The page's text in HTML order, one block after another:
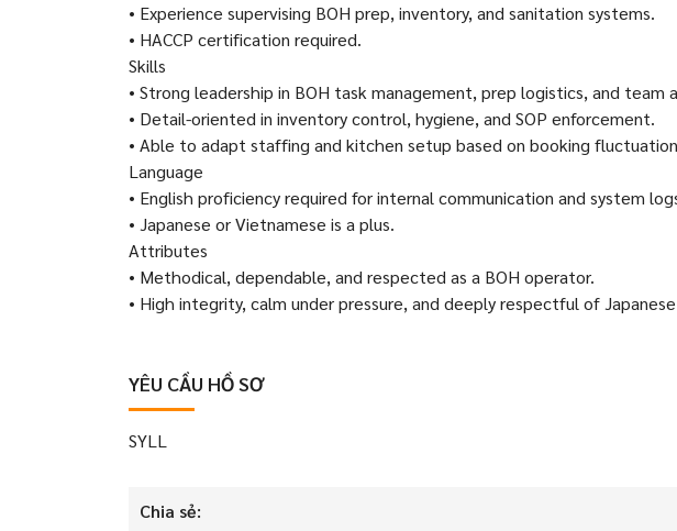
• Experience supervising BOH prep, inventory, and sanitation systems.
• HACCP certification required.
Skills
• Strong leadership in BOH task management, prep logistics, and team
• Detail-oriented in inventory control, hygiene, and SOP enforcement.
• Able to adapt staffing and kitchen setup based on booking
Language
• English proficiency required for internal communication and system
• Japanese or Vietnamese is a plus.
Attributes
• Methodical, dependable, and respected as a BOH operator.
• High integrity, calm under pressure, and deeply respectful of
YÊU CẦU HỒ SƠ
SYLL
Chia sẻ: